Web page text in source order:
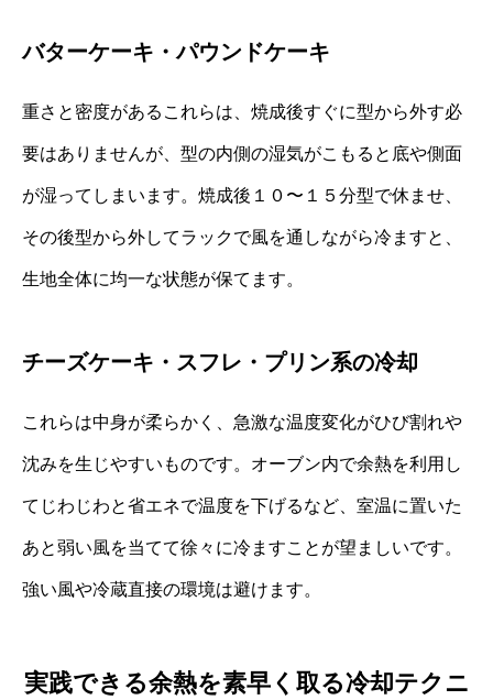
バターケーキ・パウンドケーキ
重さと密度があるこれらは、焼成後すぐに型から外す必
要はありませんが、型の内側の湿気がこもると底や側面
が湿ってしまいます。焼成後１０〜１５分型で休ませ、
その後型から外してラックで風を通しながら冷ますと、
生地全体に均一な状態が保てます。
チーズケーキ・スフレ・プリン系の冷却
これらは中身が柔らかく、急激な温度変化がひび割れや
沈みを生じやすいものです。オーブン内で余熱を利用し
てじわじわと省エネで温度を下げるなど、室温に置いた
あと弱い風を当てて徐々に冷ますことが望ましいです。
強い風や冷蔵直接の環境は避けます。
実践できる余熱を素早く取る冷却テクニ